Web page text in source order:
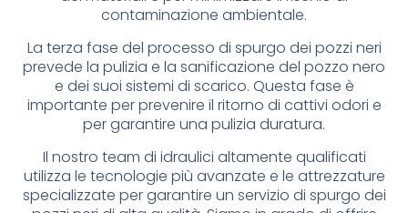
contaminazione ambientale.
La terza fase del processo di spurgo dei pozzi neri
prevede la pulizia e la sanificazione del pozzo nero
e dei suoi sistemi di scarico. Questa fase è
importante per prevenire il ritorno di cattivi odori e
per garantire una pulizia duratura.
Il nostro team di idraulici altamente qualificati
utilizza le tecnologie più avanzate e le attrezzature
specializzate per garantire un servizio di spurgo dei